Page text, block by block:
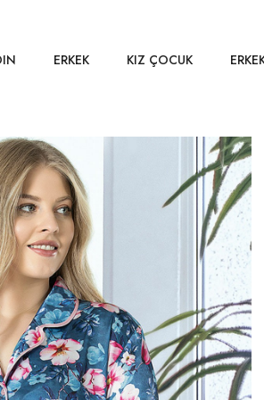
ERKEK KIZ ÇOCUK